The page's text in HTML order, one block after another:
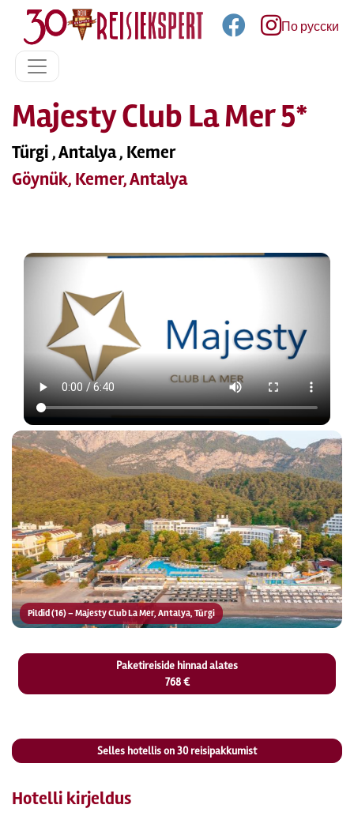
По русски
Majesty Club La Mer 5*
Türgi , Antalya , Kemer
Göynük, Kemer, Antalya
Pildid (16) – Majesty Club La Mer, Antalya, Türgi
Paketireiside hinnad alates
768 €
Selles hotellis on30reisipakkumist
Hotelli kirjeldus